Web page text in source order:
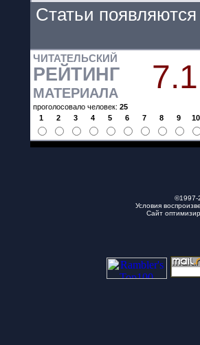
Статьи
ЧИТАТЕЛЬСКИЙ
РЕЙТИНГ
МАТЕРИАЛА 7.1
проголосовало человек: 25
1
2 3 4 5 6 7 8 9 10
Условия
Сайт